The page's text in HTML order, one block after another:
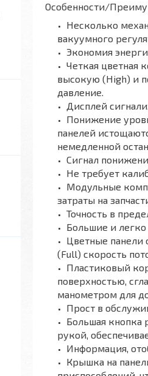
Особенности/
Несколько
вакуумного
Экономия
Четкая цветная
высокую (High) и
давление.
Дисплей
Понижение
панелей
немедленной
Сигнал
Не требует
Модульные
затраты на
Точность в
Большие и
Цветные
(Full) скорость
Пластиковый
поверхностью,
манометром для
Прост в
Большая кнопка
рукой,
Информация,
Крышка на